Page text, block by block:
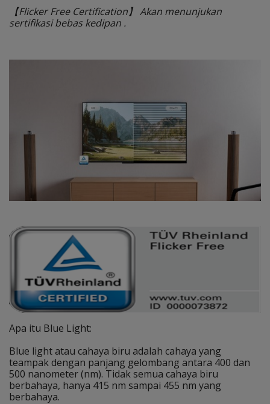
【Flicker Free Certification】 Akan menunjukan
sertifikasi bebas kedipan .
Apa itu Blue Light:
Blue light atau cahaya biru adalah cahaya yang
teampak dengan panjang gelombang antara 400 dan
500 nanometer (nm). Tidak semua cahaya biru
berbahaya, hanya 415 nm sampai 455 nm yang
berbahaya.